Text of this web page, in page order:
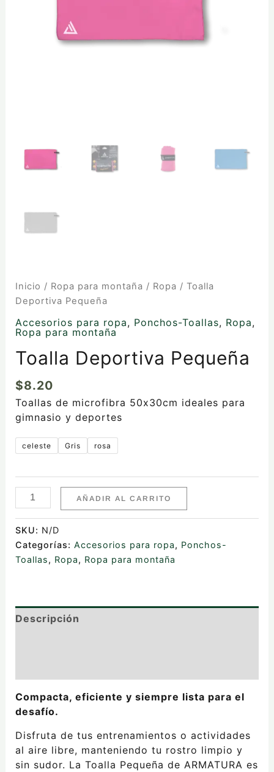
Inicio / Ropa para montaña / Ropa / Toalla
Deportiva Pequeña
Accesorios para ropa, Ponchos-Toallas, Ropa,
Ropa para montaña
Toalla Deportiva Pequeña
$8.20
Toallas de microfibra 50x30cm ideales para
gimnasio y deportes
celeste Gris rosa
AÑADIR AL CARRITO
SKU: N/D
Categorías: Accesorios para ropa, Ponchos-
Toallas, Ropa, Ropa para montaña
Descripción
Compacta, eficiente y siempre lista para el
desafío.
Disfruta de tus entrenamientos o actividades
al aire libre, manteniendo tu rostro limpio y
sin sudor. La Toalla Pequeña de ARMATURA es